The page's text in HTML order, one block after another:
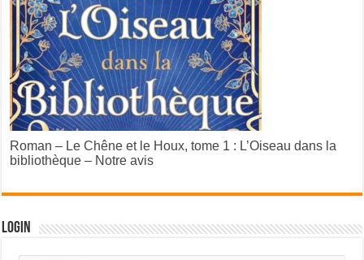
Roman – Le Chêne et le Houx, tome 1 : L’Oiseau dans la
bibliothèque – Notre avis
Login